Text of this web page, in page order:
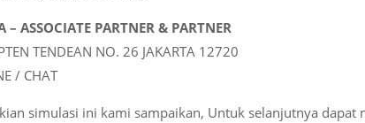
– ASSOCIATE PARTNER & PARTNER
TENDEAN NO. 26 JAKARTA 12720
/ CHAT
simulasi ini kami sampaikan, Untuk selanjutnya